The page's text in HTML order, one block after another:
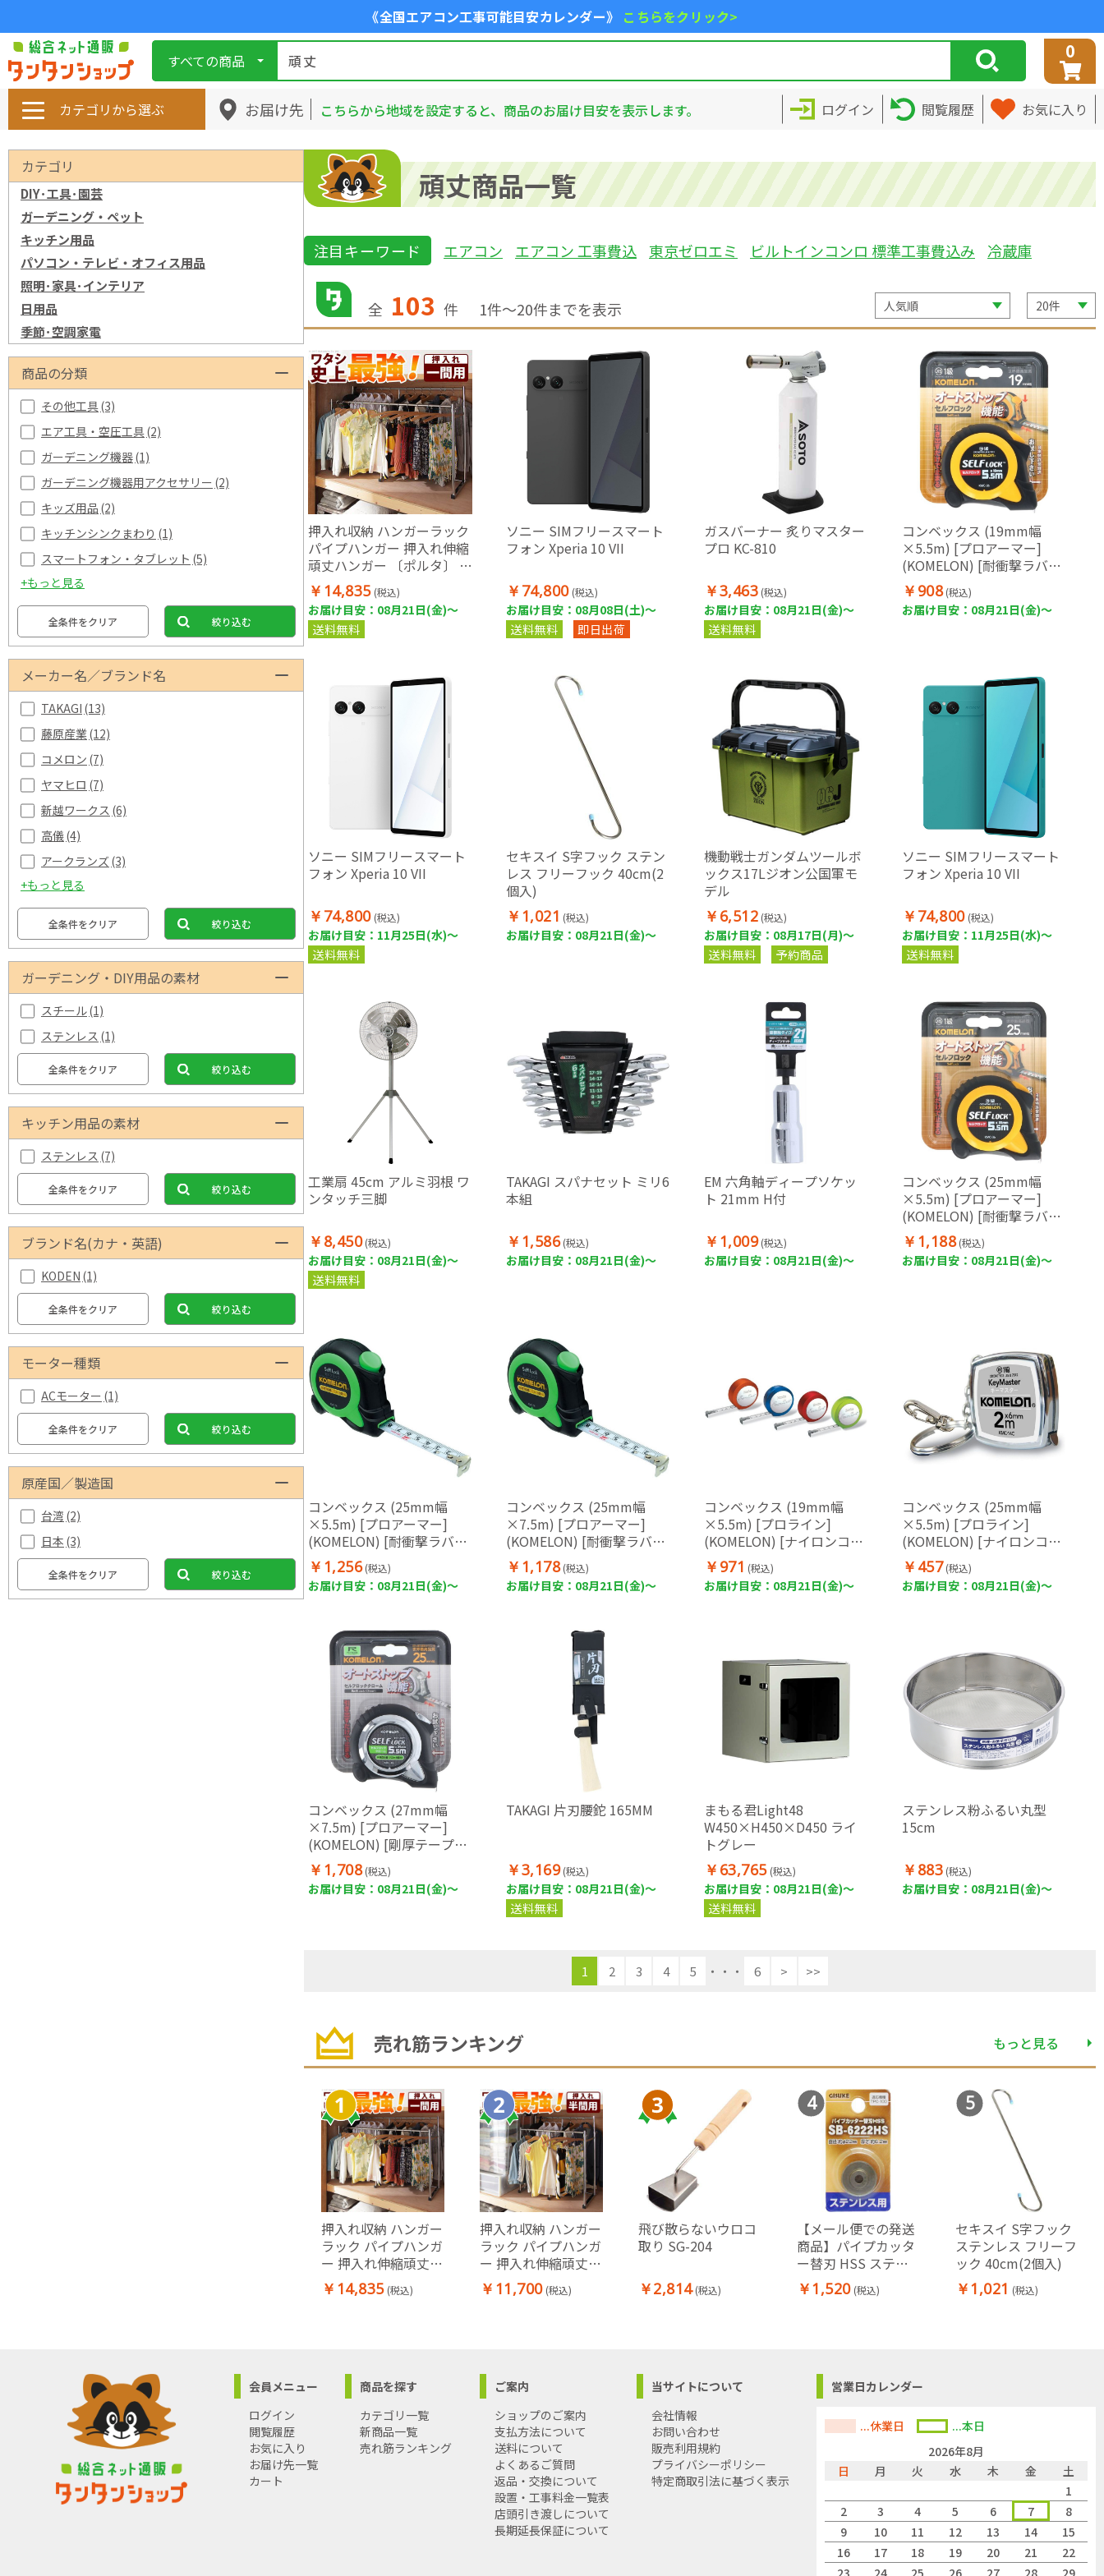
《全国エアコン工事可能目安カレンダー》 こちらをクリック>
すべての商品 0
カテゴリから選ぶ お届け先 こちらから地域を設定すると、商品のお届け目安を表示します。 ログイン 閲覧履歴 お気に入り
カテゴリ
DIY･工具･園芸
ガーデニング・ペット
キッチン用品
パソコン・テレビ・オフィス用品
照明･家具･インテリア
日用品
季節･空調家電
商品の分類
その他工具(3)
エア工具・空圧工具(2)
ガーデニング機器(1)
ガーデニング機器用アクセサリー (2)
キッズ用品 (2)
キッチンシンクまわり (1)
スマートフォン・タブレット (5)
+もっと見る
全条件をクリア 絞り込む
メーカー名／ブランド名
TAKAGI (13)
藤原産業(12)
コメロン (7)
ヤマヒロ (7)
新越ワークス (6)
高儀(4)
アークランズ (3)
+もっと見る
全条件をクリア 絞り込む
ガーデニング・DIY用品の素材
スチール(1)
ステンレス (1)
全条件をクリア 絞り込む
キッチン用品の素材
ステンレス (7)
全条件をクリア 絞り込む
ブランド名(カナ・英語)
KODEN (1)
全条件をクリア 絞り込む
モーター種類
ACモーター (1)
全条件をクリア 絞り込む
原産国／製造国
台湾 (2)
日本 (3)
全条件をクリア 絞り込む
頑丈商品一覧
注目キーワード エアコン エアコン 工事費込 東京ゼロエミ ビルトインコンロ 標準工事費込み 冷蔵庫
全 103 件 1件〜20件までを表示
押入れ収納 ハンガーラック
パイプハンガー 押入れ伸縮
頑丈ハンガー 〔ポルタ〕 一
間用(幅110～180cm) 押し
入れハンガー スチール シン
プル 大容量
￥14,835 (税込)
お届け目安：08月21日(金)～
送料無料
ソニー SIMフリースマート
フォン Xperia 10 VII
￥74,800 (税込)
お届け目安：08月08日(土)～
送料無料
即日出荷
ガスバーナー 炙りマスター
プロ KC-810
￥3,463 (税込)
お届け目安：08月21日(金)～
送料無料
コンベックス (19mm幅
×5.5m) [プロアーマー]
(KOMELON) [耐衝撃ラバー
ケース・JIS1級・両面目盛]
￥908 (税込)
お届け目安：08月21日(金)～
ソニー SIMフリースマート
フォン Xperia 10 VII
￥74,800 (税込)
お届け目安：11月25日(水)～
送料無料
セキスイ S字フック ステン
レス フリーフック 40cm(2
個入)
￥1,021 (税込)
お届け目安：08月21日(金)～
機動戦士ガンダムツールボ
ックス17Lジオン公国軍モ
デル
￥6,512 (税込)
お届け目安：08月17日(月)～
送料無料
予約商品
ソニー SIMフリースマート
フォン Xperia 10 VII
￥74,800 (税込)
お届け目安：11月25日(水)～
送料無料
工業扇 45cm アルミ羽根 ワ
ンタッチ三脚
￥8,450 (税込)
お届け目安：08月21日(金)～
送料無料
TAKAGI スパナセット ミリ6
本組
￥1,586 (税込)
お届け目安：08月21日(金)～
EM 六角軸ディープソケッ
ト 21mm H付
￥1,009 (税込)
お届け目安：08月21日(金)～
コンベックス (25mm幅
×5.5m) [プロアーマー]
(KOMELON) [耐衝撃ラバー
ケース・両面目盛・JIS1級]
￥1,188 (税込)
お届け目安：08月21日(金)～
コンベックス (25mm幅
×5.5m) [プロアーマー]
(KOMELON) [耐衝撃ラバー
ケース・両面目盛・JIS1級]
￥1,256 (税込)
お届け目安：08月21日(金)～
コンベックス (25mm幅
×7.5m) [プロアーマー]
(KOMELON) [耐衝撃ラバー
ケース・JIS1級・両面目盛]
￥1,178 (税込)
お届け目安：08月21日(金)～
コンベックス (19mm幅
×5.5m) [プロライン]
(KOMELON) [ナイロンコー
ト・JIS1級・耐衝撃ケース]
￥971 (税込)
お届け目安：08月21日(金)～
コンベックス (25mm幅
×5.5m) [プロライン]
(KOMELON) [ナイロンコー
ト・耐衝撃ラバーケース・
JIS1級]
￥457 (税込)
お届け目安：08月21日(金)～
コンベックス (27mm幅
×7.5m) [プロアーマー]
(KOMELON) [剛厚テープ・
耐衝撃ラバーケース・JIS1
級]
￥1,708 (税込)
お届け目安：08月21日(金)～
TAKAGI 片刃腰鉈 165MM
￥3,169 (税込)
お届け目安：08月21日(金)～
送料無料
まもる君Light48
W450×H450×D450 ライ
トグレー
￥63,765 (税込)
お届け目安：08月21日(金)～
送料無料
ステンレス粉ふるい丸型
15cm
￥883 (税込)
お届け目安：08月21日(金)～
1 2 3 4 5 ・・・ 6 > >>
売れ筋ランキング もっと見る
押入れ収納 ハンガー
ラック パイプハンガ
ー 押入れ伸縮頑丈ハ
ンガー 〔ポルタ〕
一間用(幅110～
￥14,835 (税込)
押入れ収納 ハンガー
ラック パイプハンガ
ー 押入れ伸縮頑丈ハ
ンガー 〔ポルタ〕
半間用(幅60～
￥11,700 (税込)
飛び散らないウロコ
取り SG-204
￥2,814 (税込)
4
【メール便での発送
商品】パイプカッタ
ー替刃 HSS ステン
レス用 ステンレス
スチール 銅・真鍮
￥1,520 (税込)
5
セキスイ S字フック
ステンレス フリーフ
ック 40cm(2個入)
￥1,021 (税込)
会員メニュー
ログイン
閲覧履歴
お気に入り
お届け先一覧
カート
商品を探す
カテゴリ一覧
新商品一覧
売れ筋ランキング
ご案内
ショップのご案内
支払方法について
送料について
よくあるご質問
返品・交換について
設置・工事料金一覧表
店頭引き渡しについて
長期延長保証について
当サイトについて
会社情報
お問い合わせ
販売利用規約
プライバシーポリシー
特定商取引法に基づく表示
営業日カレンダー
...休業日
...本日
2026年8月
日
月 火 水 木 金
土
1
2
3 4 5 6 7
8
9
10 11 12 13 14
15
16
17 18 19 20 21
22
23
24 25 26 27 28 29